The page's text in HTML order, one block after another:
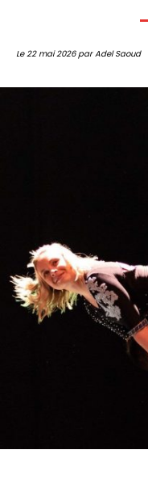
Le 22 mai 2026 par Adel Saoud